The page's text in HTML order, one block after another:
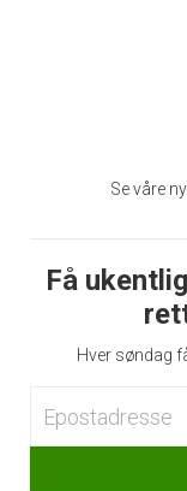
Se våre
Få
Hver søndag